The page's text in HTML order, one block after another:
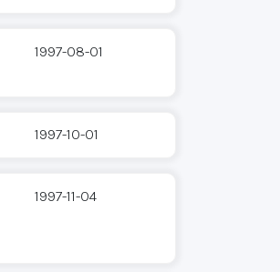
1997-08-01
1997-10-01
1997-11-04